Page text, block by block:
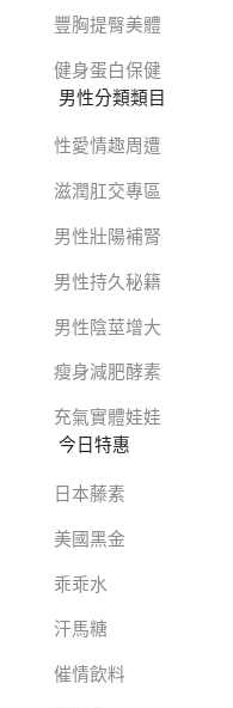
豐胸提臀美體
健身蛋白保健
男性分類類目
性愛情趣周遭
滋潤肛交專區
男性壯陽補腎
男性持久秘籍
男性陰莖增大
瘦身減肥酵素
充氣實體娃娃
今日特惠
日本藤素
美國黑金
乖乖水
汗馬糖
催情飲料